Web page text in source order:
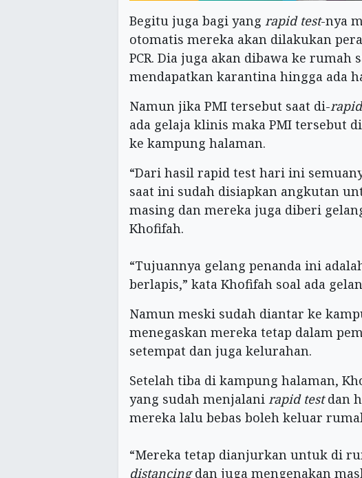
Begitu juga bagi yang rapid test-nya
otomatis mereka akan dilakukan
PCR. Dia juga akan dibawa ke
mendapatkan karantina hingga ada
Namun jika PMI tersebut saat di-
ada gelaja klinis maka PMI tersebut
ke kampung halaman.
“Dari hasil rapid test hari ini
saat ini sudah disiapkan angkutan
masing dan mereka juga diberi
Khofifah.
“Tujuannya gelang penanda ini
berlapis,” kata Khofifah soal ada
Namun meski sudah diantar ke
menegaskan mereka tetap dalam
setempat dan juga kelurahan.
Setelah tiba di kampung halaman,
yang sudah menjalani rapid testdan
mereka lalu bebas boleh keluar
“Mereka tetap dianjurkan untuk di
distancingdan juga mengenakan